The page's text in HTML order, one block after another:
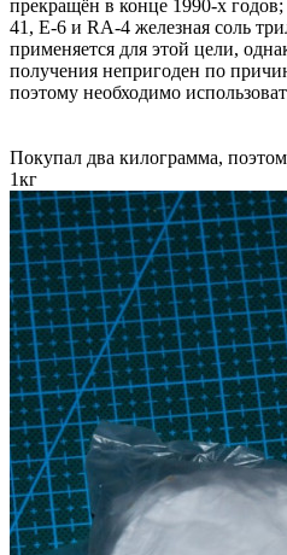
прекращён в конце 1990-х
41, E-6 и RA-4 железная соль
применяется для этой цели,
получения непригоден по
поэтому необходимо
Покупал два килограмма,
1кг